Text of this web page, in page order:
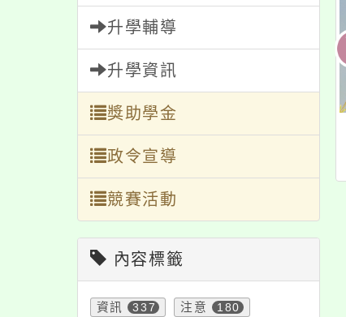
升學輔導
升學資訊
獎助學金
政令宣導
競賽活動
內容標籤
資訊 337 注意 180
造教育及科技
理115年3月教
桃園市「115年度學校
護理人員緊急救護複
訓課程」